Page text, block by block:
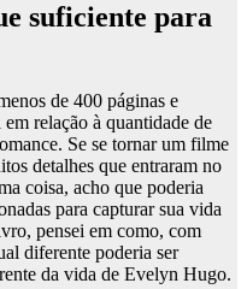
suficiente para
de 400 páginas e
relação à quantidade de
Se se tornar um filme
detalhes que entraram no
coisa, acho que poderia
para capturar sua vida
pensei em como, com
diferente poderia ser
da vida de Evelyn Hugo.